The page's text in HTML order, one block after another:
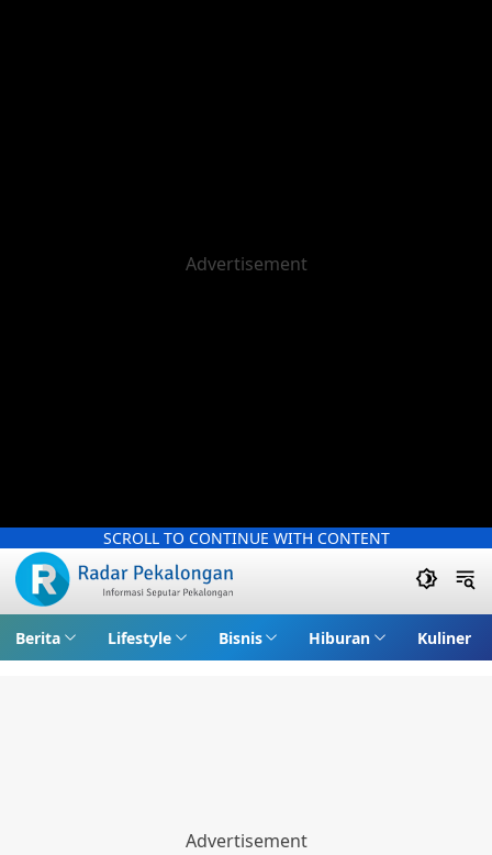
SCROLL TO CONTINUE WITH CONTENT
Berita Lifestyle Bisnis Hiburan Kuliner